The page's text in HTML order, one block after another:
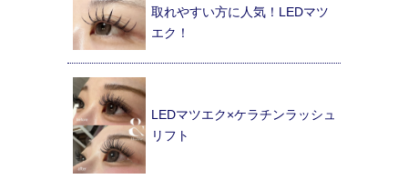
取れやすい方に人気！LEDマツ
エク！
LEDマツエク×ケラチンラッシュ
リフト